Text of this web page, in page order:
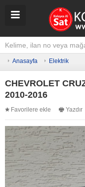
Anasayfa Elektrik
CHEVROLET
2010-2016
Favorilere ekle Yazdır